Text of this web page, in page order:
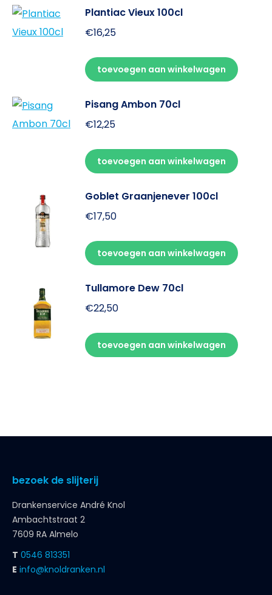
Plantiac Vieux 100cl
€16,25
toevoegen aan winkelwagen
Pisang Ambon 70cl
€12,25
toevoegen aan winkelwagen
Goblet Graanjenever 100cl
€17,50
toevoegen aan winkelwagen
Tullamore Dew 70cl
€22,50
toevoegen aan winkelwagen
bezoek de slijterij
Drankenservice André Knol
Ambachtstraat 2
7609 RA Almelo
T 0546 813351
E info@knoldranken.nl